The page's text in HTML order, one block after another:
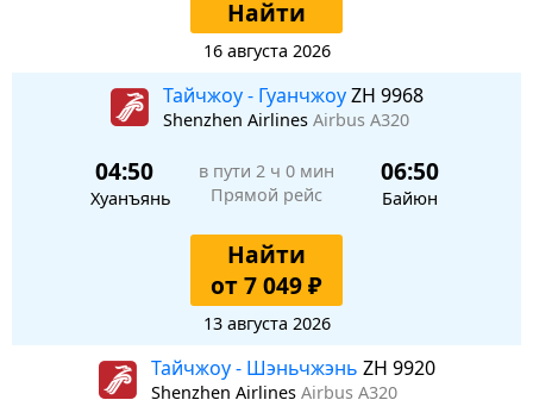
Найти
16 августа 2026
Тайчжоу - ГуанчжоуZH 9968
Shenzhen Airlines Airbus A320
04:50
Хуанъянь
в пути 2 ч 0 мин
Прямой рейс
06:50
Байюн
Найти
от 7 049 ₽
13 августа 2026
Тайчжоу - Шэньчжэнь ZH 9920
Shenzhen Airlines Airbus A320